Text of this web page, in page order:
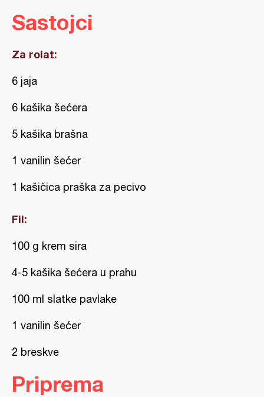
Sastojci
Za rolat:
6 jaja
6 kašika šećera
5 kašika brašna
1 vanilin šećer
1 kašičica praška za pecivo
Fil:
100 g krem sira
4-5 kašika šećera u prahu
100 ml slatke pavlake
1 vanilin šećer
2 breskve
Priprema